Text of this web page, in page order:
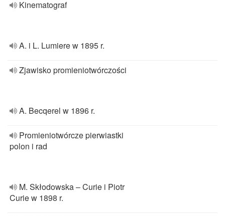
Kinematograf
A. i L. Lumiere w 1895 r.
Zjawisko promieniotwórczości
A. Becqerel w 1896 r.
Promieniotwórcze pierwiastki
polon i rad
M. Skłodowska – Curie i Piotr
Curie w 1898 r.